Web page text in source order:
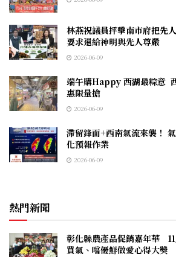
林燕祝議員抨擊南市府把先
要求還給神明與先人尊嚴
2026-06-09
端午購Happy 西湖最粽意
惠限量搶
2026-06-09
滯留鋒面+西南氣流來襲！
化預報作業
2026-06-09
熱門新聞
彰化縣農產品促銷嘉年華
買氣、嚐優鮮做愛心得大獎